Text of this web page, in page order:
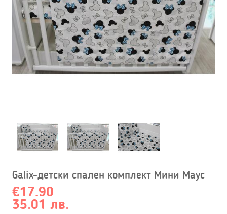
Galix-детски спален комплект Мини Маус
€17.90
35.01 лв.